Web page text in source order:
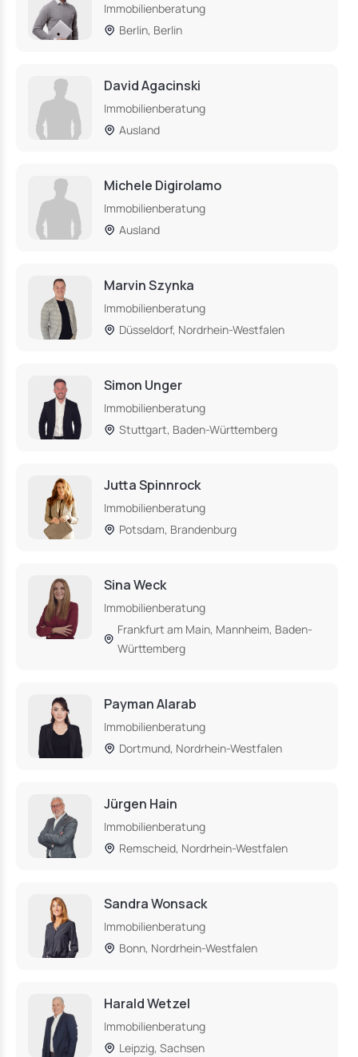
Immobilienberatung
Berlin, Berlin
David Agacinski
Immobilienberatung
Ausland
Michele Digirolamo
Immobilienberatung
Ausland
Marvin Szynka
Immobilienberatung
Düsseldorf, Nordrhein-Westfalen
Simon Unger
Immobilienberatung
Stuttgart, Baden-Württemberg
Jutta Spinnrock
Immobilienberatung
Potsdam, Brandenburg
Sina Weck
Immobilienberatung
Frankfurt am Main, Mannheim, Baden-
Württemberg
Payman Alarab
Immobilienberatung
Dortmund, Nordrhein-Westfalen
Jürgen Hain
Immobilienberatung
Remscheid, Nordrhein-Westfalen
Sandra Wonsack
Immobilienberatung
Bonn, Nordrhein-Westfalen
Harald Wetzel
Immobilienberatung
Leipzig, Sachsen